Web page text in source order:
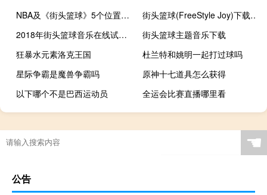
NBA及《街头篮球》5个位置的详细介绍
街头篮球(FreeStyle Joy)下载(电脑、安卓和IOS所有版本)
2018年街头篮球音乐在线试听及下载
街头篮球主题音乐下载
狂暴水元素洛克王国
杜兰特和姚明一起打过球吗
星际争霸是魔兽争霸吗
原神十七道具怎么获得
以下哪个不是巴西运动员
全运会比赛直播哪里看
剑网3冰心被动技能
剑与家园pvp攻略
橄榄球冠军是谁
“我从南方来”的出处是哪里 ☚
公告